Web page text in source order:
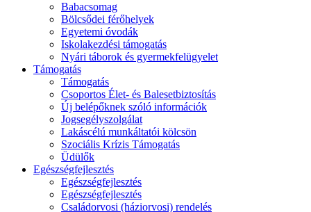
Babacsomag
Bölcsődei férőhelyek
Egyetemi óvodák
Iskolakezdési támogatás
Nyári táborok és gyermekfelügyelet
Támogatás
Támogatás
Csoportos Élet- és Balesetbiztosítás
Új belépőknek szóló információk
Jogsegélyszolgálat
Lakáscélú munkáltatói kölcsön
Szociális Krízis Támogatás
Üdülők
Egészségfejlesztés
Egészségfejlesztés
Egészségfejlesztés
Családorvosi (háziorvosi) rendelés